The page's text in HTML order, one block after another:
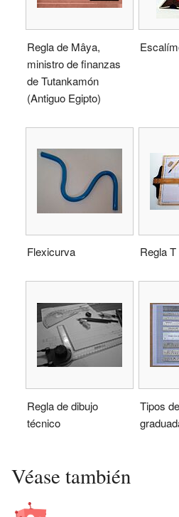
Regla de Mâya,
ministro de finanzas
de Tutankamón
(Antiguo Egipto)
Flexicurva Regla T
Regla de dibujo
técnico
Tipos
Véase también